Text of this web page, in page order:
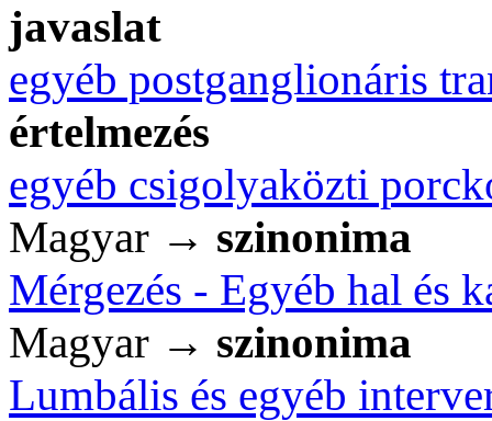
javaslat
egyéb postganglionáris
értelmezés
egyéb csigolyaközti
Magyar → szinonima
Mérgezés - Egyéb hal és
Magyar → szinonima
Lumbális és egyéb